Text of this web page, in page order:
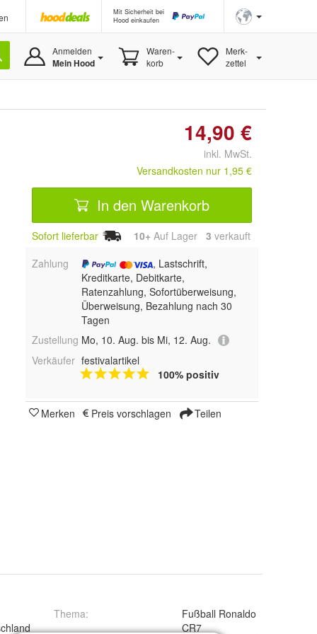
Mit Sicherheit bei
Hood einkaufen
Anmelden
Mein Hood
Waren-
korb
Merk-
zettel
14,90 €
inkl. MwSt.
Versandkosten nur 1,95 €
In den Warenkorb
Sofort lieferbar 10+ Auf Lager 3 verkauft
Zahlung
, Lastschrift,
Kreditkarte, Debitkarte,
Ratenzahlung, Sofortüberweisung,
Überweisung, Bezahlung nach 30
Tagen
Zustellung Mo, 10. Aug. bis Mi, 12. Aug.
Verkäufer festivalartikel
100% positiv
Merken Preis vorschlagen Teilen
Thema:
Fußball Ronaldo
CR7